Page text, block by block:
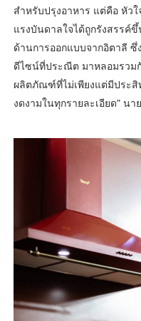
สำหรับปรุงอาหาร แต่คือ หัว
แรงบันดาลใจได้ถูกรังสรรค์
ด้านการออกแบบจากอิตาลี
ดีไซน์ที่ประณีต มาหลอมรวม
ผลิตภัณฑ์ที่ไม่เพียงแต่มีประ
งดงามในทุกรายละเอียด” น